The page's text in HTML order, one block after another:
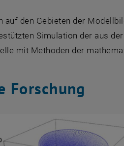
auf den Gebieten der
Simulation der aus
mit Methoden der
Forschung